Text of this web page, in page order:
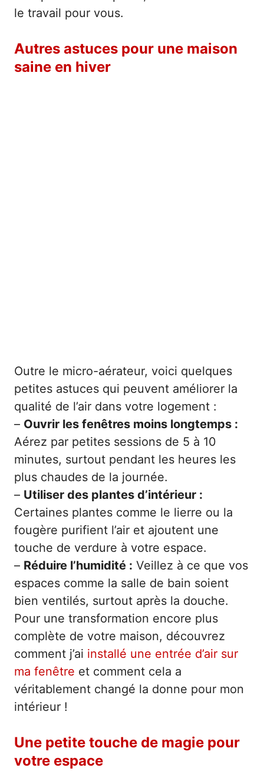
le travail pour vous.
Autres astuces pour une maison
saine en hiver
Outre le micro-aérateur, voici quelques
petites astuces qui peuvent améliorer la
qualité de l’air dans votre logement :
– Ouvrir les fenêtres moins longtemps :
Aérez par petites sessions de 5 à 10
minutes, surtout pendant les heures les
plus chaudes de la journée.
– Utiliser des plantes d’intérieur :
Certaines plantes comme le lierre ou la
fougère purifient l’air et ajoutent une
touche de verdure à votre espace.
– Réduire l’humidité : Veillez à ce que vos
espaces comme la salle de bain soient
bien ventilés, surtout après la douche.
Pour une transformation encore plus
complète de votre maison, découvrez
comment j’ai installé une entrée d’air sur
ma fenêtre et comment cela a
véritablement changé la donne pour mon
intérieur !
Une petite touche de magie pour
votre espace